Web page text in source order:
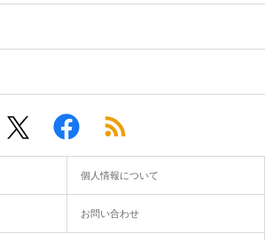
個人情報について
お問い合わせ